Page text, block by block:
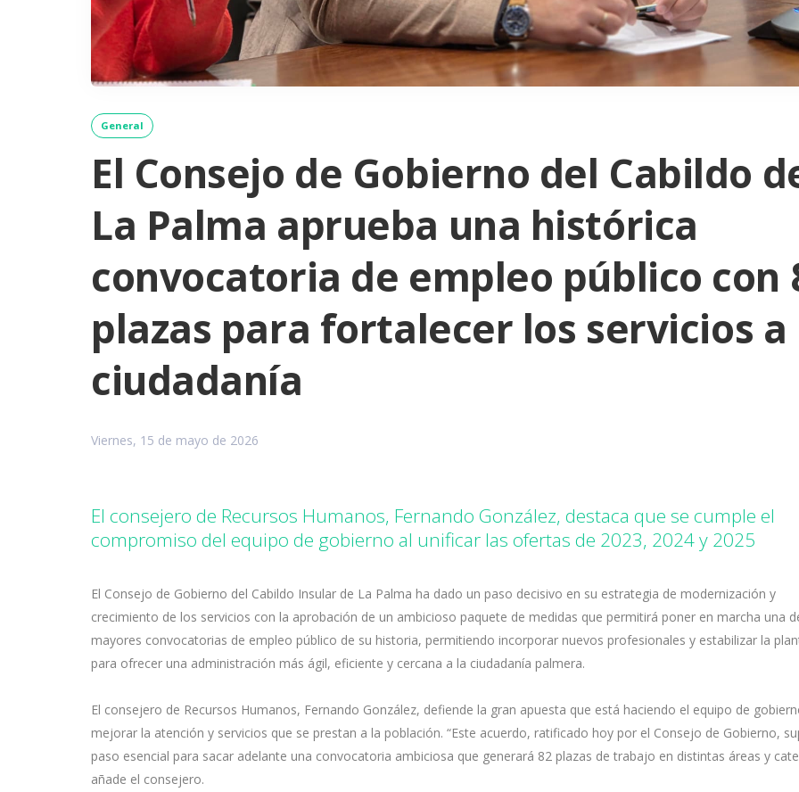
General
El Consejo de Gobierno del Cabildo
La Palma aprueba una histórica
convocatoria de empleo público con
plazas para fortalecer los servicios a
ciudadanía
Viernes, 15 de mayo de 2026
El consejero de Recursos Humanos, Fernando González, destaca que se cumple el
compromiso del equipo de gobierno al unificar las ofertas de 2023, 2024 y 2025
El Consejo de Gobierno del Cabildo Insular de La Palma ha dado un paso decisivo en su estrategia de modernización y
crecimiento de los servicios con la aprobación de un ambicioso paquete de medidas que permitirá poner en marcha una
mayores convocatorias de empleo público de su historia, permitiendo incorporar nuevos profesionales y estabilizar la
para ofrecer una administración más ágil, eficiente y cercana a la ciudadanía palmera.
El consejero de Recursos Humanos, Fernando González, defiende la gran apuesta que está haciendo el equipo de
mejorar la atención y servicios que se prestan a la población. “Este acuerdo, ratificado hoy por el Consejo de Gobierno,
paso esencial para sacar adelante una convocatoria ambiciosa que generará 82 plazas de trabajo en distintas áreas y
añade el consejero.